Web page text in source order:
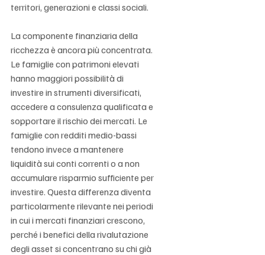
territori, generazioni e classi sociali.
La componente finanziaria della
ricchezza è ancora più concentrata.
Le famiglie con patrimoni elevati
hanno maggiori possibilità di
investire in strumenti diversificati,
accedere a consulenza qualificata e
sopportare il rischio dei mercati. Le
famiglie con redditi medio-bassi
tendono invece a mantenere
liquidità sui conti correnti o a non
accumulare risparmio sufficiente per
investire. Questa differenza diventa
particolarmente rilevante nei periodi
in cui i mercati finanziari crescono,
perché i benefici della rivalutazione
degli asset si concentrano su chi già